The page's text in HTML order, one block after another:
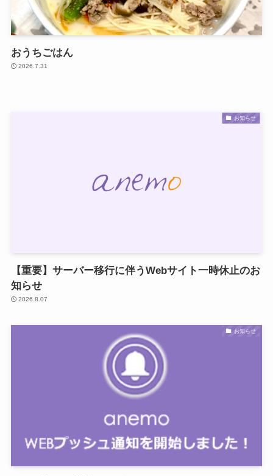
おうちごはん
2026.7.31
お知らせ
【重要】サーバー移行に伴うWebサイト一時休止のお
知らせ
2026.8.07
お知らせ